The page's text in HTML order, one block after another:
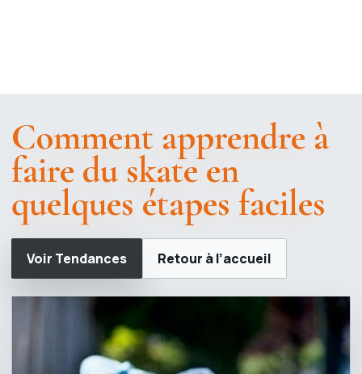
Comment apprendre à
faire du skate en
quelques étapes faciles
Voir Tendances Retour à l’accueil